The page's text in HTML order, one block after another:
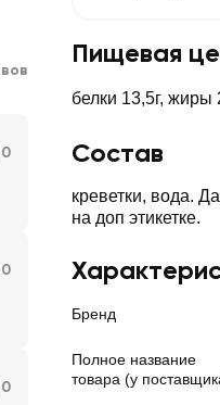
Пищевая
белки 13,5г, жиры
Состав
креветки, вода.
на доп этикетке.
Бренд
Полное название
товара (у
0
0
0